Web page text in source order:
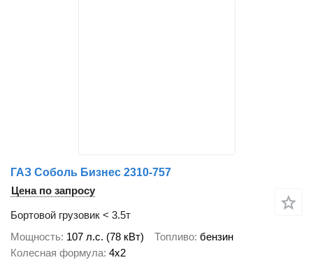
ГАЗ Соболь Бизнес 2310-757
Цена по запросу
Бортовой грузовик < 3.5т
Мощность 107 л.с. (78 кВт) Топливо бензин
Колесная формула 4x2